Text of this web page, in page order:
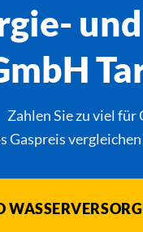
Zahlen Sie zu viel für
Gaspreis